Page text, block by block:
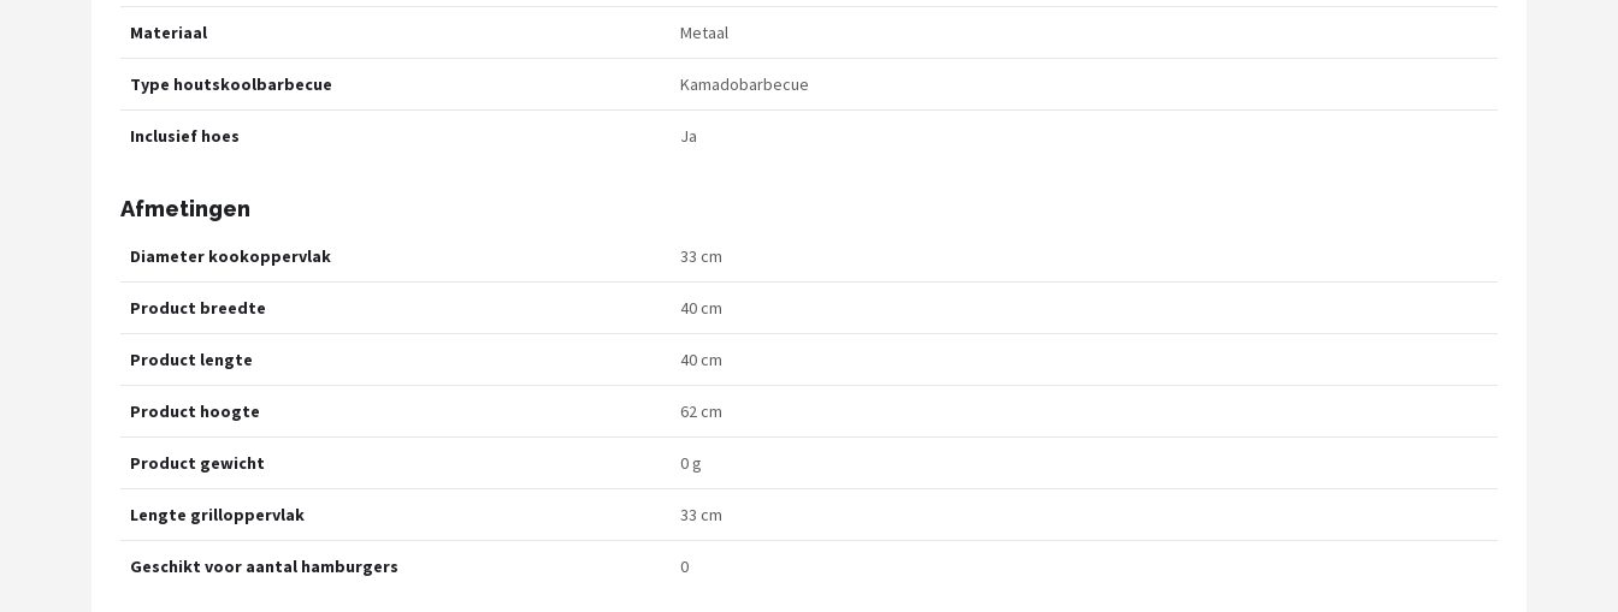
Materiaal Metaal
Type houtskoolbarbecue Kamadobarbecue
Inclusief hoes Ja
Afmetingen
Diameter kookoppervlak 33 cm
Product breedte 40 cm
Product lengte 40 cm
Product hoogte 62 cm
Product gewicht 0 g
Lengte grilloppervlak 33 cm
Geschikt voor aantal hamburgers 0